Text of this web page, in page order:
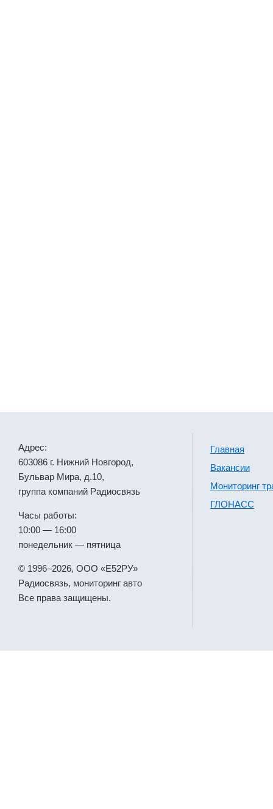
Адрес:
603086 г. Нижний Новгород,
Бульвар Мира, д.10,
группа компаний Радиосвязь
Часы работы:
10:00 — 16:00
понедельник — пятница
© 1996–2026, ООО «Е52РУ»
Радиосвязь, мониторинг авто
Все права защищены.
Главная
Вакансии
Мониторинг
ГЛОНАСС